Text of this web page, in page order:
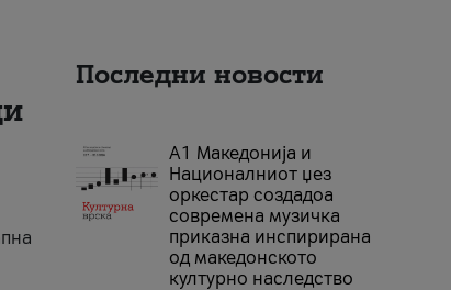
Последни новости
А1 Македонија и
Националниот џез
оркестар создадоа
современа музичка
приказна инспирирана
од македонското
културно наследство